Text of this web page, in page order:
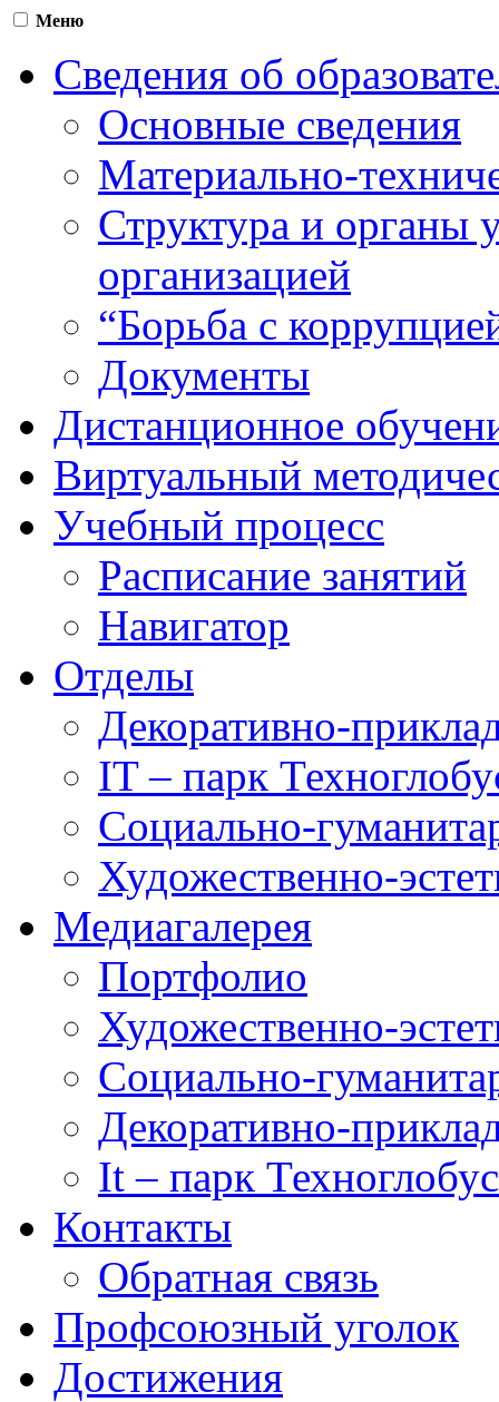
Меню
Сведения об
Основные сведения
Материально-
Структура и органы
организацией
“Борьба с
Документы
Дистанционное
Виртуальный
Учебный процесс
Расписание занятий
Навигатор
Отделы
Декоративно-
IT – парк
Социально-
Художественно-
Медиагалерея
Портфолио
Художественно-
Социально-
Декоративно-
It – парк Техноглобус
Контакты
Обратная связь
Профсоюзный уголок
Достижения